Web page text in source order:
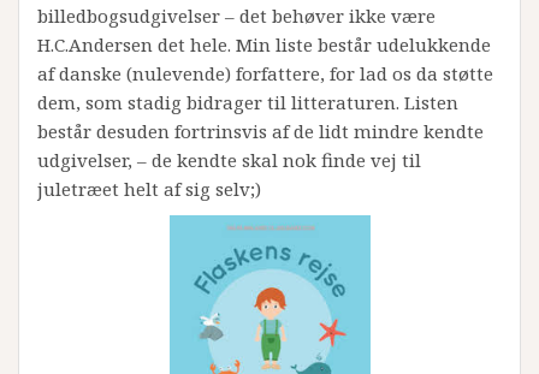
billedbogsudgivelser – det behøver ikke være
H.C.Andersen det hele. Min liste består udelukkende
af danske (nulevende) forfattere, for lad os da støtte
dem, som stadig bidrager til litteraturen. Listen
består desuden fortrinsvis af de lidt mindre kendte
udgivelser, – de kendte skal nok finde vej til
juletræet helt af sig selv;)